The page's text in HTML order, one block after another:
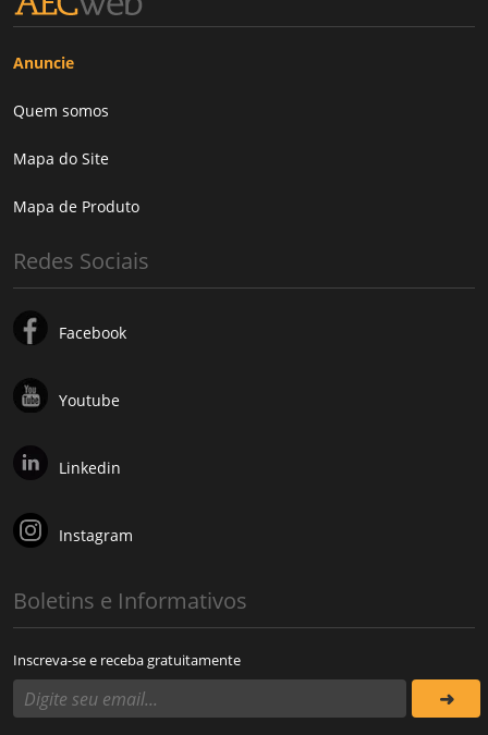
Anuncie
Quem somos
Mapa do Site
Mapa de Produto
Redes Sociais
Facebook
Youtube
Linkedin
Instagram
Boletins e Informativos
Inscreva-se e receba gratuitamente